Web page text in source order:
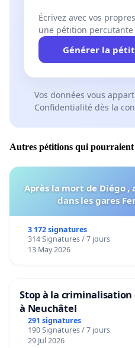
Écrivez avec vos
une pétition percutante
Générer la
Vos données vous
Confidentialité dès la
Autres pétitions qui pourraient
Après la mort de Diégo ,
dans les gares
3 172 signatures
314 Signatures / 7 jours
13 May 2026
Stop à la
à Neuchâtel
291 signatures
190 Signatures / 7 jours
29 Jul 2026